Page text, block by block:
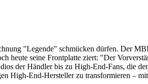
"Legende" schmücken dürfen. Der
heute seine Frontplatte ziert: "Der
der Händler bis zu High-End-Fans, die
High-End-Hersteller zu transformieren –